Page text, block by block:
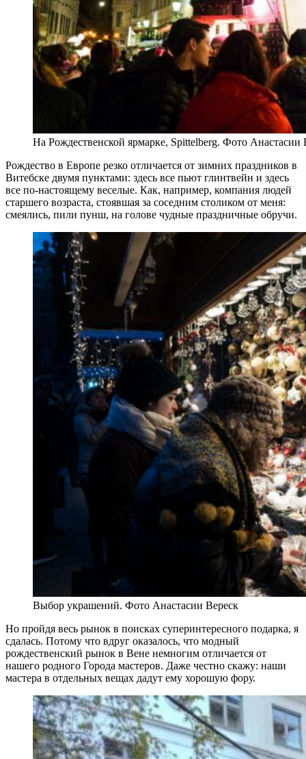
На Рождественской ярмарке, Spittelberg. Фото Анастасии
Рождество в Европе резко отличается от зимних праздников в
Витебске двумя пунктами: здесь все пьют глинтвейн и здесь
все по-настоящему веселые. Как, например, компания людей
старшего возраста, стоявшая за соседним столиком от меня:
смеялись, пили пунш, на голове чудные праздничные обручи.
Выбор украшений. Фото Анастасии Вереск
Но пройдя весь рынок в поисках суперинтересного подарка, я
сдалась. Потому что вдруг оказалось, что модный
рождественский рынок в Вене немногим отличается от
нашего родного Города мастеров. Даже честно скажу: наши
мастера в отдельных вещах дадут ему хорошую фору.